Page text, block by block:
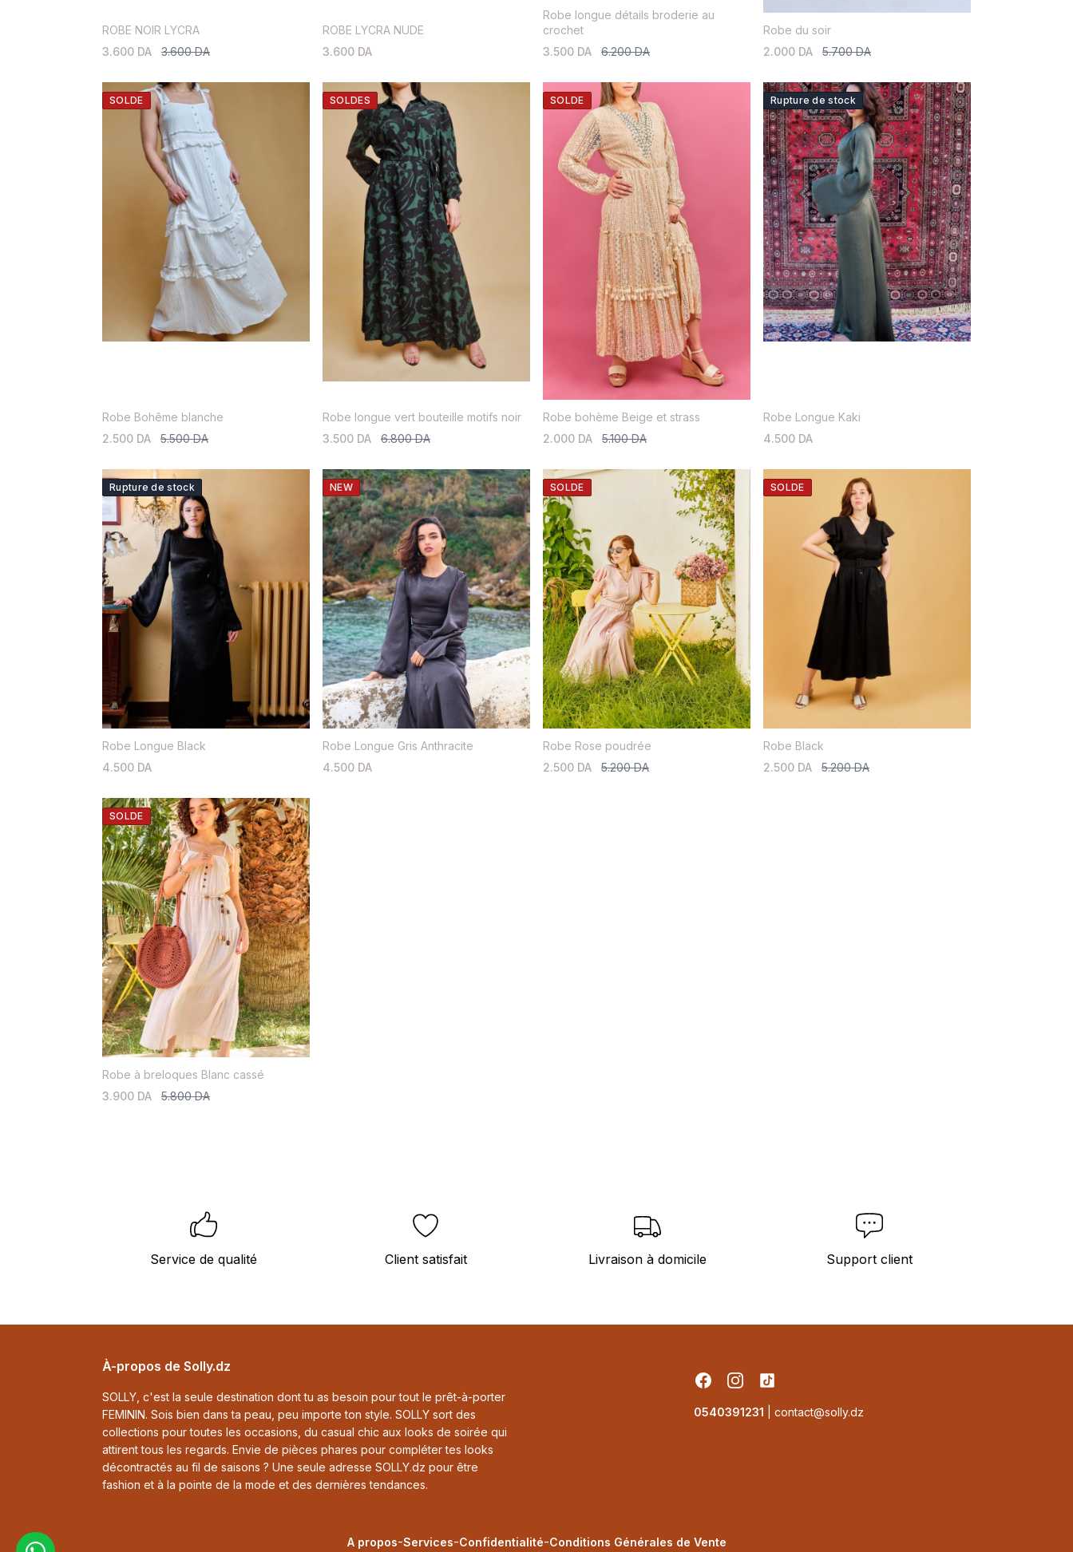
ROBE NOIR LYCRA
3.600 DA
3.600 DA
ROBE LYCRA NUDE
3.600 DA
Robe longue détails broderie au
crochet
3.500 DA
6.200 DA
Robe du soir
2.000 DA
5.700 DA
SOLDE
Robe Bohême blanche
2.500 DA
5.500 DA
SOLDES
Robe longue vert bouteille motifs noir
3.500 DA
6.800 DA
SOLDE
Robe bohème Beige et strass
2.000 DA
5.100 DA
Rupture de stock
Robe Longue Kaki
4.500 DA
Rupture de stock
Robe Longue Black
4.500 DA
NEW
Robe Longue Gris Anthracite
4.500 DA
SOLDE
Robe Rose poudrée
2.500 DA
5.200 DA
SOLDE
Robe Black
2.500 DA
5.200 DA
SOLDE
Robe à breloques Blanc cassé
3.900 DA
5.800 DA
Service de qualité Client satisfait Livraison à domicile Support client
Footer
À-propos de Solly.dz
SOLLY, c'est la seule destination dont tu as besoin pour tout le prêt-à-porter
FEMININ. Sois bien dans ta peau, peu importe ton style. SOLLY sort des
collections pour toutes les occasions, du casual chic aux looks de soirée qui
attirent tous les regards. Envie de pièces phares pour compléter tes looks
décontractés au fil de saisons ? Une seule adresse SOLLY.dz pour être
fashion et à la pointe de la mode et des dernières tendances.
FacebookInstagram
TikTok
0540391231 |contact@solly.dz
A propos-Services-Confidentialité-Conditions Générales de Vente